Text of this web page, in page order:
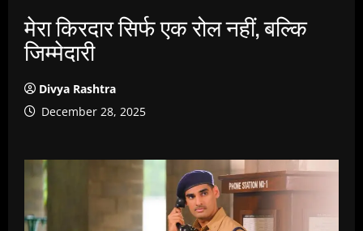
मेरा किरदार सिर्फ एक रोल नहीं, बल्कि
जिम्मेदारी
Divya Rashtra
December 28, 2025